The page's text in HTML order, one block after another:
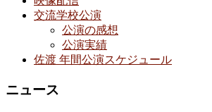
交流学校公演
公演の感想
公演実績
佐渡 年間公演スケジュール
ニュース